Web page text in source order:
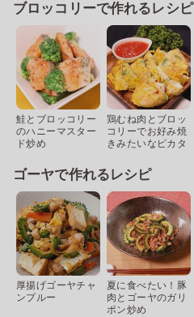
ブロッコリーで作れるレシピ
鮭とブロッコリー
のハニーマスター
ド炒め
鶏むね肉とブロッ
コリーでお好み焼
きみたいなピカタ
ゴーヤで作れるレシピ
厚揚げゴーヤチャ
ンプルー
夏に食べたい！豚
肉とゴーヤのガリ
ポン炒め